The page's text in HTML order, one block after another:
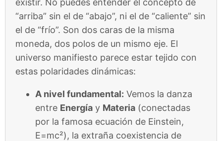
“arriba” sin el de “abajo”, ni el de “caliente” sin
el de “frío”. Son dos caras de la misma
moneda, dos polos de un mismo eje. El
universo manifiesto parece estar tejido con
estas polaridades dinámicas:
A nivel fundamental: Vemos la danza
entre Energía y Materia (conectadas
por la famosa ecuación de Einstein,
E=mc²), la extraña coexistencia de